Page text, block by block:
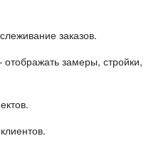
заказов.
замеры, стройки,